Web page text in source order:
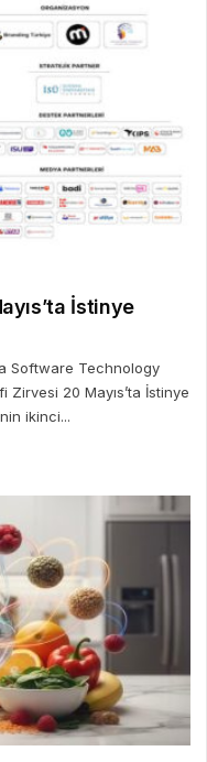
İstinye
Software Technology
20 Mayıs’ta İstinye
ikinci...